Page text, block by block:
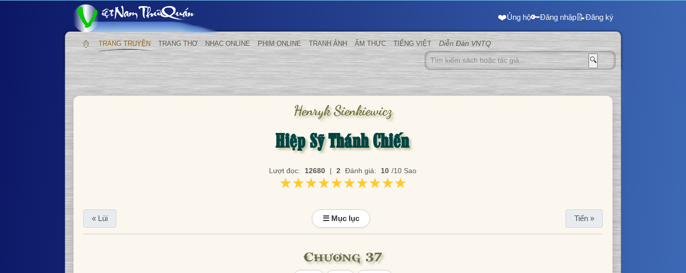
❤️Ủng hộ🔑Đăng nhập📝Đăng ký
TRANG TRUYỆN TRANG THƠ NHẠC ONLINE PHIM ONLINE TRANH ẢNH ẨM THỰC TIẾNG VIỆT Diễn Đàn VNTQ
🔍
Henryk Sienkiewicz
Hiệp Sỹ Thánh Chiến
Lượt đọc: 12680 | 2 Đánh giá: 10 /10 Sao
★★★★★★★★★★
★★★★★★★★★★
« Lùi ☰ Mục lục Tiến »
Chương 37